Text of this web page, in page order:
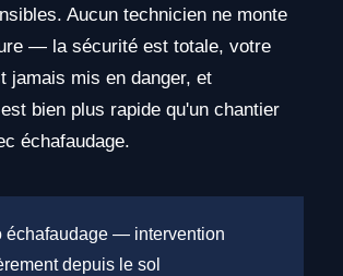
Aucun technicien ne monte
— la sécurité est totale, votre
jamais mis en danger, et
bien plus rapide qu'un chantier
échafaudage.
échafaudage — intervention
depuis le sol